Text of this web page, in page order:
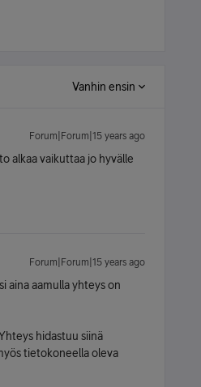
Vanhin ensin
Forum|Forum|15 years ago
alkaa vaikuttaa jo hyvälle
Forum|Forum|15 years ago
aina aamulla yhteys on
hidastuu siinä
tietokoneella oleva